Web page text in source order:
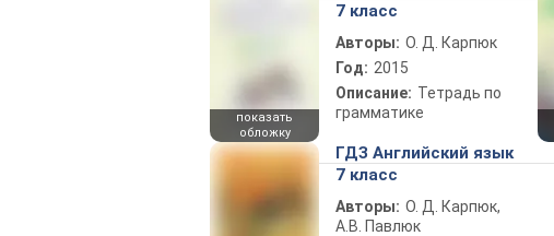
показать
обложку
7 класс
Авторы: О. Д. Карпюк
Год: 2015
Описание: Тетрадь по
грамматике
ГДЗ Английский язык
7 класс
Авторы: О. Д. Карпюк,
А.В. Павлюк